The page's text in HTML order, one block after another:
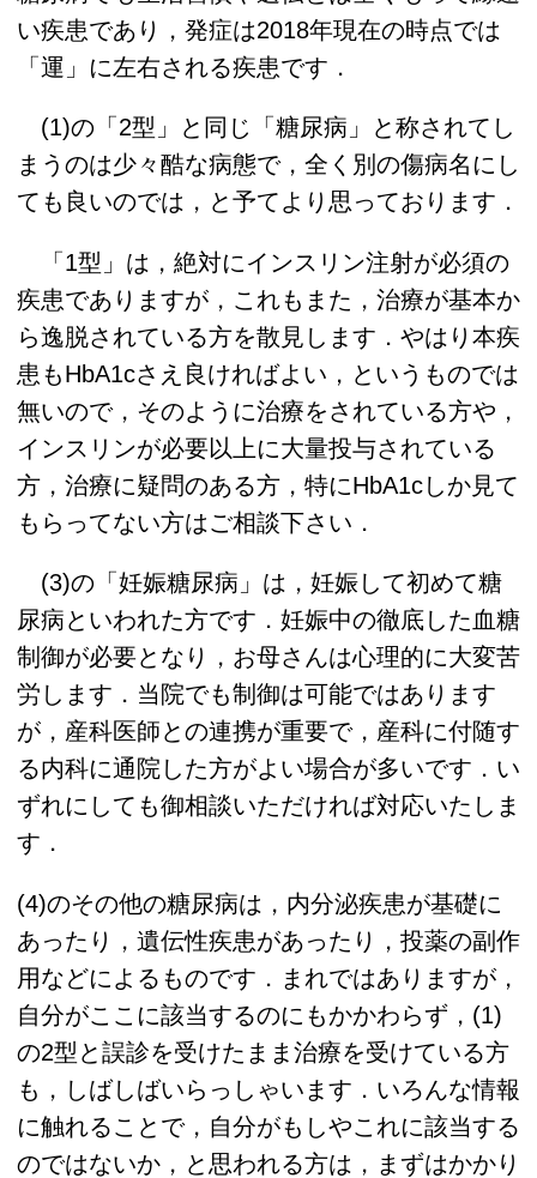
い疾患であり，発症は2018年現在の時点では
「運」に左右される疾患です．
(1)の「2型」と同じ「糖尿病」と称されてし
まうのは少々酷な病態で，全く別の傷病名にし
ても良いのでは，と予てより思っております．
「1型」は，絶対にインスリン注射が必須の
疾患でありますが，これもまた，治療が基本か
ら逸脱されている方を散見します．やはり本疾
患もHbA1cさえ良ければよい，というものでは
無いので，そのように治療をされている方や，
インスリンが必要以上に大量投与されている
方，治療に疑問のある方，特にHbA1cしか見て
もらってない方はご相談下さい．
(3)の「妊娠糖尿病」は，妊娠して初めて糖
尿病といわれた方です．妊娠中の徹底した血糖
制御が必要となり，お母さんは心理的に大変苦
労します．当院でも制御は可能ではあります
が，産科医師との連携が重要で，産科に付随す
る内科に通院した方がよい場合が多いです．い
ずれにしても御相談いただければ対応いたしま
す．
(4)のその他の糖尿病は，内分泌疾患が基礎に
あったり，遺伝性疾患があったり，投薬の副作
用などによるものです．まれではありますが，
自分がここに該当するのにもかかわらず，(1)
の2型と誤診を受けたまま治療を受けている方
も，しばしばいらっしゃいます．いろんな情報
に触れることで，自分がもしやこれに該当する
のではないか，と思われる方は，まずはかかり